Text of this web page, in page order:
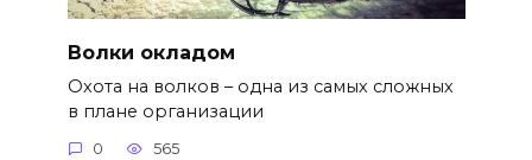
Волки окладом
Охота на волков – одна из самых сложных
в плане организации
0 565